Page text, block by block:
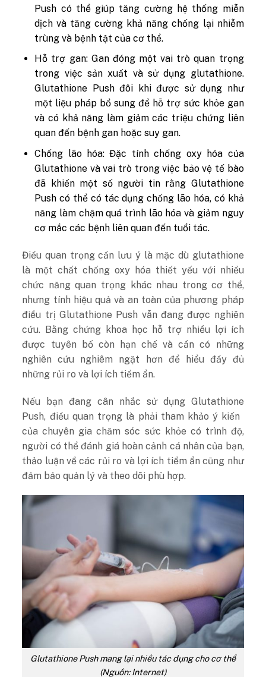
Push có thể giúp tăng cường hệ thống miễn
dịch và tăng cường khả năng chống lại nhiễm
trùng và bệnh tật của cơ thể.
Hỗ trợ gan: Gan đóng một vai trò quan trọng
trong việc sản xuất và sử dụng glutathione.
Glutathione Push đôi khi được sử dụng như
một liệu pháp bổ sung để hỗ trợ sức khỏe gan
và có khả năng làm giảm các triệu chứng liên
quan đến bệnh gan hoặc suy gan.
Chống lão hóa: Đặc tính chống oxy hóa của
Glutathione và vai trò trong việc bảo vệ tế bào
đã khiến một số người tin rằng Glutathione
Push có thể có tác dụng chống lão hóa, có khả
năng làm chậm quá trình lão hóa và giảm nguy
cơ mắc các bệnh liên quan đến tuổi tác.
Điều quan trọng cần lưu ý là mặc dù glutathione
là một chất chống oxy hóa thiết yếu với nhiều
chức năng quan trọng khác nhau trong cơ thể,
nhưng tính hiệu quả và an toàn của phương pháp
điều trị Glutathione Push vẫn đang được nghiên
cứu. Bằng chứng khoa học hỗ trợ nhiều lợi ích
được tuyên bố còn hạn chế và cần có những
nghiên cứu nghiêm ngặt hơn để hiểu đầy đủ
những rủi ro và lợi ích tiềm ẩn.
Nếu bạn đang cân nhắc sử dụng Glutathione
Push, điều quan trọng là phải tham khảo ý kiến ​​
của chuyên gia chăm sóc sức khỏe có trình độ,
người có thể đánh giá hoàn cảnh cá nhân của bạn,
thảo luận về các rủi ro và lợi ích tiềm ẩn cũng như
đảm bảo quản lý và theo dõi phù hợp.
Glutathione Push mang lại nhiều tác dụng cho cơ thể
(Nguồn: Internet)